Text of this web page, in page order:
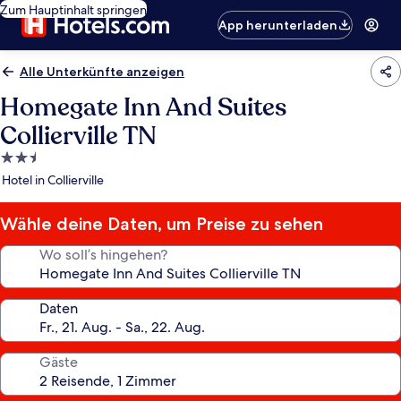
Zum Hauptinhalt springen
App herunterladen
Alle Unterkünfte anzeigen
Homegate Inn And Suites
Collierville TN
2.5-
Sterne-
Hotel in Collierville
Wähle deine Daten, um Preise zu sehen
Wo soll’s hingehen?
Daten
Gäste